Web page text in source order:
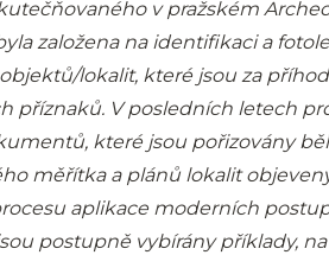
v pražském
založena na identifikaci a
lokalit, které jsou za
příznaků. V posledních letech
které jsou pořizovány
měřítka a plánů lokalit
aplikace moderních
postupně vybírány příklady,